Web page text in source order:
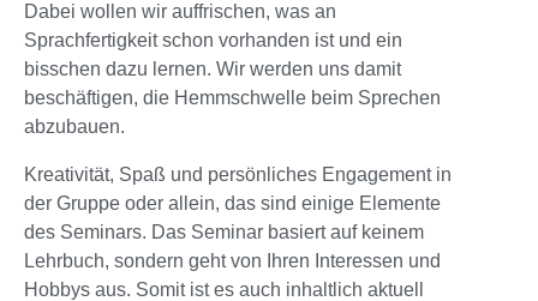
Dabei wollen wir auffrischen, was an
Sprachfertigkeit schon vorhanden ist und ein
bisschen dazu lernen. Wir werden uns damit
beschäftigen, die Hemmschwelle beim Sprechen
abzubauen.
Kreativität, Spaß und persönliches Engagement in
der Gruppe oder allein, das sind einige Elemente
des Seminars. Das Seminar basiert auf keinem
Lehrbuch, sondern geht von Ihren Interessen und
Hobbys aus. Somit ist es auch inhaltlich aktuell